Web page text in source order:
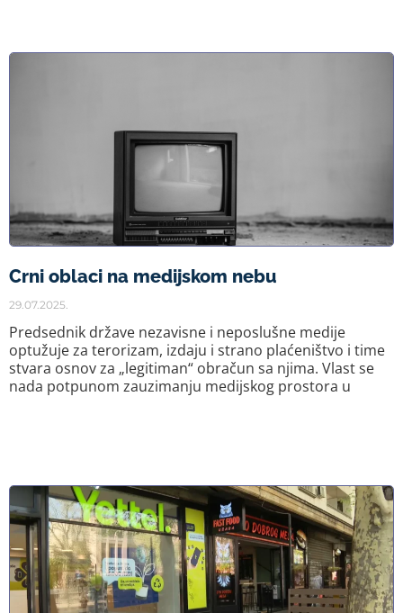
Crni oblaci na medijskom nebu
29.07.2025.
Predsednik države nezavisne i neposlušne medije
optužuje za terorizam, izdaju i strano plaćeništvo i time
stvara osnov za „legitiman“ obračun sa njima. Vlast se
nada potpunom zauzimanju medijskog prostora u